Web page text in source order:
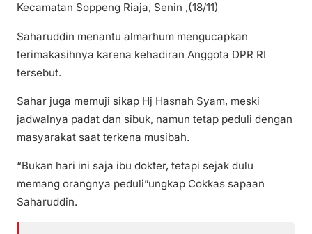
Kecamatan Soppeng Riaja, Senin ,(18/11)
Saharuddin menantu almarhum mengucapkan
terimakasihnya karena kehadiran Anggota DPR RI
tersebut.
Sahar juga memuji sikap Hj Hasnah Syam, meski
jadwalnya padat dan sibuk, namun tetap peduli dengan
masyarakat saat terkena musibah.
“Bukan hari ini saja ibu dokter, tetapi sejak dulu
memang orangnya peduli”ungkap Cokkas sapaan
Saharuddin.